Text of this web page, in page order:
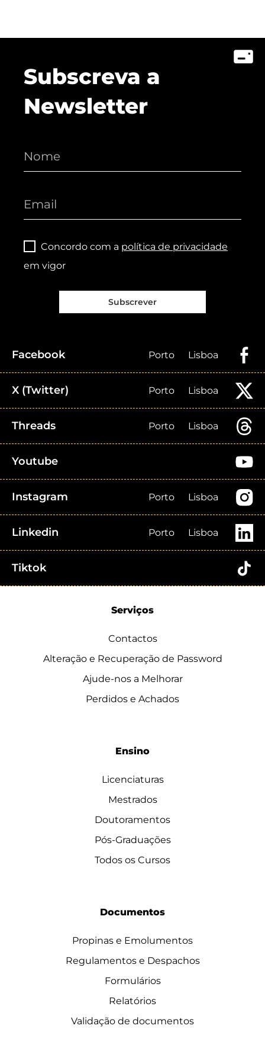
Subscreva a
Newsletter
Concordo com a política de privacidade
em vigor
Subscrever
Facebook Porto Lisboa
X (Twitter) Porto Lisboa
Threads Porto Lisboa
Youtube
Instagram Porto Lisboa
Linkedin Porto Lisboa
Tiktok
Serviços
Contactos
Alteração e Recuperação de Password
Ajude-nos a Melhorar
Perdidos e Achados
Ensino
Licenciaturas
Mestrados
Doutoramentos
Pós-Graduações
Todos os Cursos
Documentos
Propinas e Emolumentos
Regulamentos e Despachos
Formulários
Relatórios
Validação de documentos